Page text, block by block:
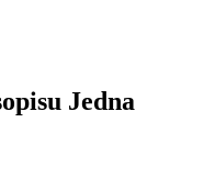
Jedna